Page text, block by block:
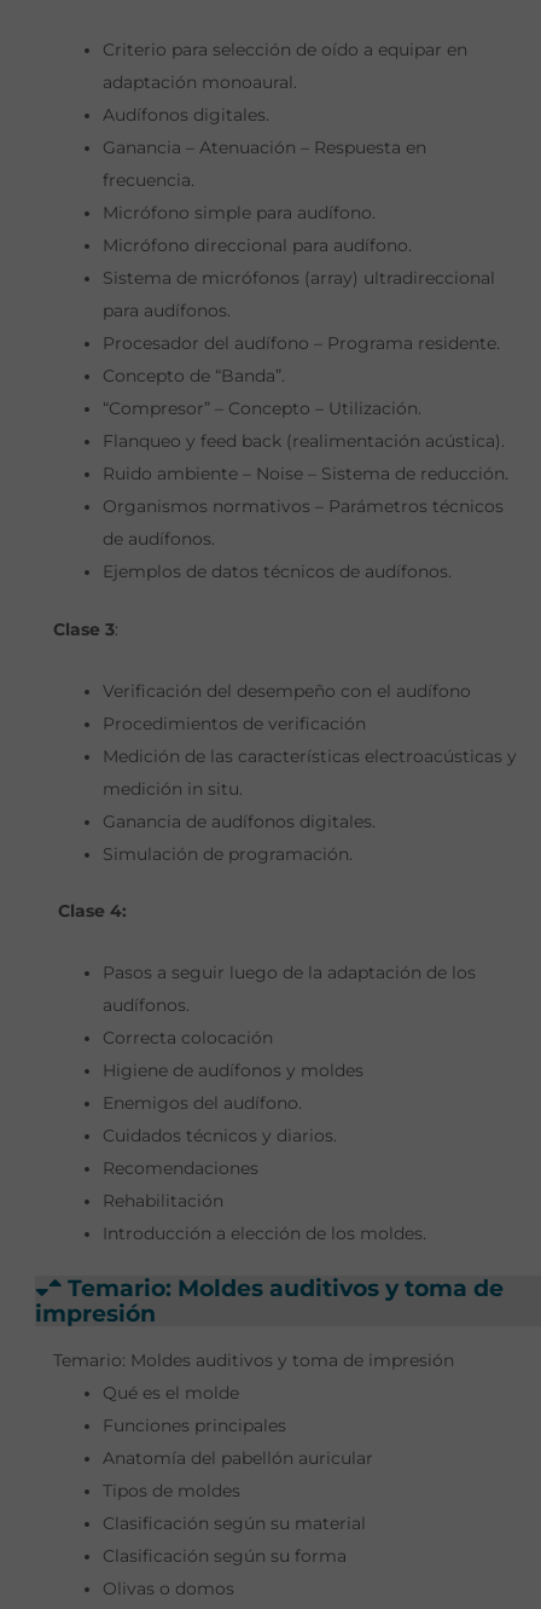
Criterio para selección de oído a equipar en
adaptación monoaural.
Audífonos digitales.
Ganancia – Atenuación – Respuesta en
frecuencia.
Micrófono simple para audífono.
Micrófono direccional para audífono.
Sistema de micrófonos (array) ultradireccional
para audífonos.
Procesador del audífono – Programa residente.
Concepto de “Banda”.
“Compresor” – Concepto – Utilización.
Flanqueo y feed back (realimentación acústica).
Ruido ambiente – Noise – Sistema de reducción.
Organismos normativos – Parámetros técnicos
de audífonos.
Ejemplos de datos técnicos de audífonos.
Clase 3:
Verificación del desempeño con el audífono
Procedimientos de verificación
Medición de las características electroacústicas y
medición in situ.
Ganancia de audífonos digitales.
Simulación de programación.
Clase 4:
Pasos a seguir luego de la adaptación de los
audífonos.
Correcta colocación
Higiene de audífonos y moldes
Enemigos del audífono.
Cuidados técnicos y diarios.
Recomendaciones
Rehabilitación
Introducción a elección de los moldes.
Temario: Moldes auditivos y toma de
impresión
Temario: Moldes auditivos y toma de impresión
Qué es el molde
Funciones principales
Anatomía del pabellón auricular
Tipos de moldes
Clasificación según su material
Clasificación según su forma
Olivas o domos